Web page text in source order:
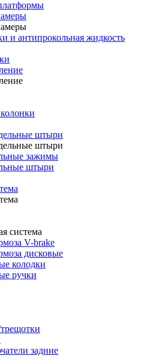
и антипрокольная жидкость
штыри
штыри
зажимы
штыри
система
V-brake
дисковые
колодки
ручки
задние